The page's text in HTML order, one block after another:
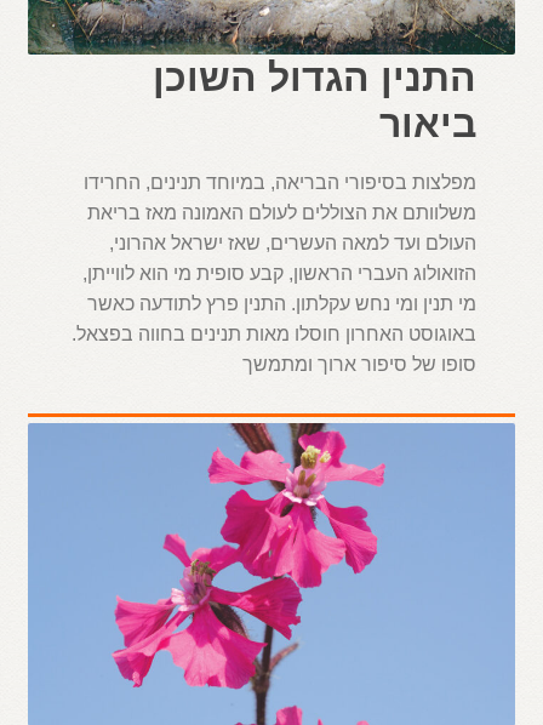
התנין הגדול השוכן
ביאור
מפלצות בסיפורי הבריאה, במיוחד תנינים, החרידו
משלוותם את הצוללים לעולם האמונה מאז בריאת
העולם ועד למאה העשרים, שאז ישראל אהרוני,
הזואולוג העברי הראשון, קבע סופית מי הוא לווייתן,
מי תנין ומי נחש עקלתון. התנין פרץ לתודעה כאשר
באוגוסט האחרון חוסלו מאות תנינים בחווה בפצאל.
סופו של סיפור ארוך ומתמשך